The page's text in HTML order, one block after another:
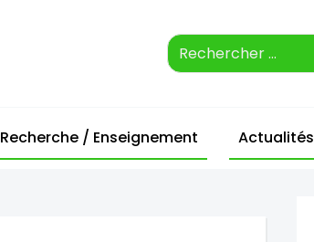
Recherche / Enseignement Actualités